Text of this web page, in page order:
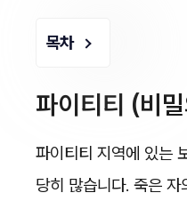
목차
파이티티 (비
파이티티 지역에 있는
당히 많습니다. 죽은